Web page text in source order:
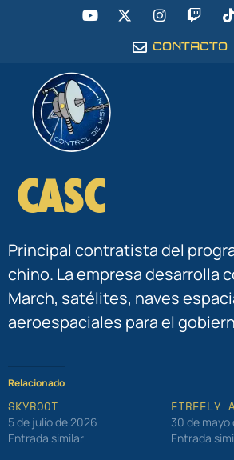
CONTACTO
CASC
Principal contratista del
chino. La empresa desarrolla
March, satélites, naves
aeroespaciales para el
Relacionado
SKYROOT
5 de julio de 2026
Entrada similar
FIREFLY
30 de mayo
Entrada